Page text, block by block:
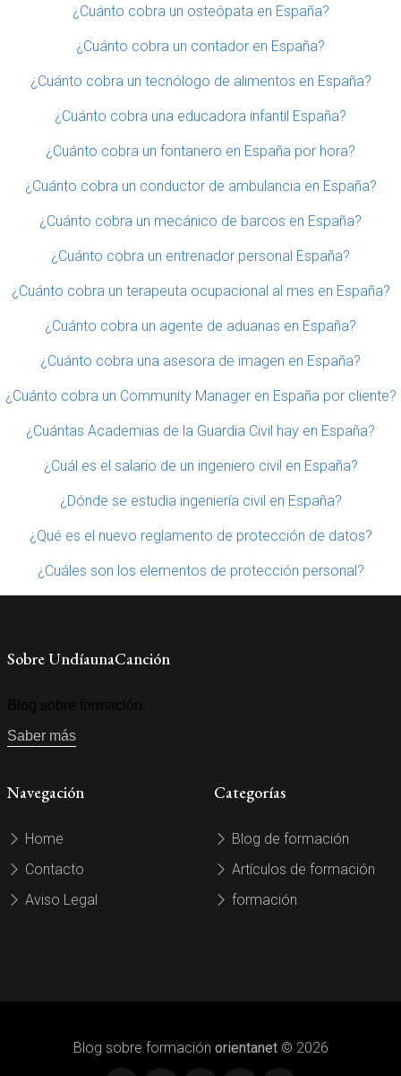
¿Cuánto cobra un osteópata en España?
¿Cuánto cobra un contador en España?
¿Cuánto cobra un tecnólogo de alimentos en España?
¿Cuánto cobra una educadora infantil España?
¿Cuánto cobra un fontanero en España por hora?
¿Cuánto cobra un conductor de ambulancia en España?
¿Cuánto cobra un mecánico de barcos en España?
¿Cuánto cobra un entrenador personal España?
¿Cuánto cobra un terapeuta ocupacional al mes en España?
¿Cuánto cobra un agente de aduanas en España?
¿Cuánto cobra una asesora de imagen en España?
¿Cuánto cobra un Community Manager en España por cliente?
¿Cuántas Academias de la Guardia Civil hay en España?
¿Cuál es el salario de un ingeniero civil en España?
¿Dónde se estudia ingeniería civil en España?
¿Qué es el nuevo reglamento de protección de datos?
¿Cuáles son los elementos de protección personal?
Sobre UndíaunaCanción
Blog sobre formación.
Saber más
Navegación
Home
Contacto
Aviso Legal
Categorías
Blog de formación
Artículos de formación
formación
Blog sobre formación orientanet© 2026